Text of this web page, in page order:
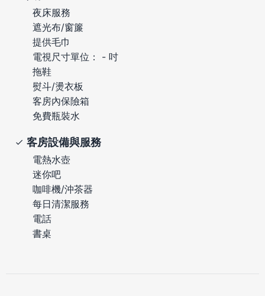
夜床服務
遮光布/窗簾
提供毛巾
電視尺寸單位： - 吋
拖鞋
熨斗/燙衣板
客房內保險箱
免費瓶裝水
客房設備與服務
電熱水壺
迷你吧
咖啡機/沖茶器
每日清潔服務
電話
書桌